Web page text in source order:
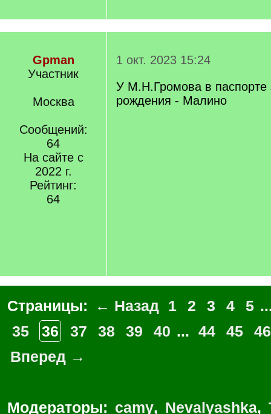
Gpman
Участник
Москва
Сообщений:
64
На сайте с
2022 г.
Рейтинг:
64
1 окт. 2023 15:24
У М.Н.Громова в паспорте
рождения - Малино
Страницы: ← Назад 1 2 3 4 5
35
36 37 38 39 40 ... 44 45
46
Вперед →
Модераторы: camy, Nevalyashka,